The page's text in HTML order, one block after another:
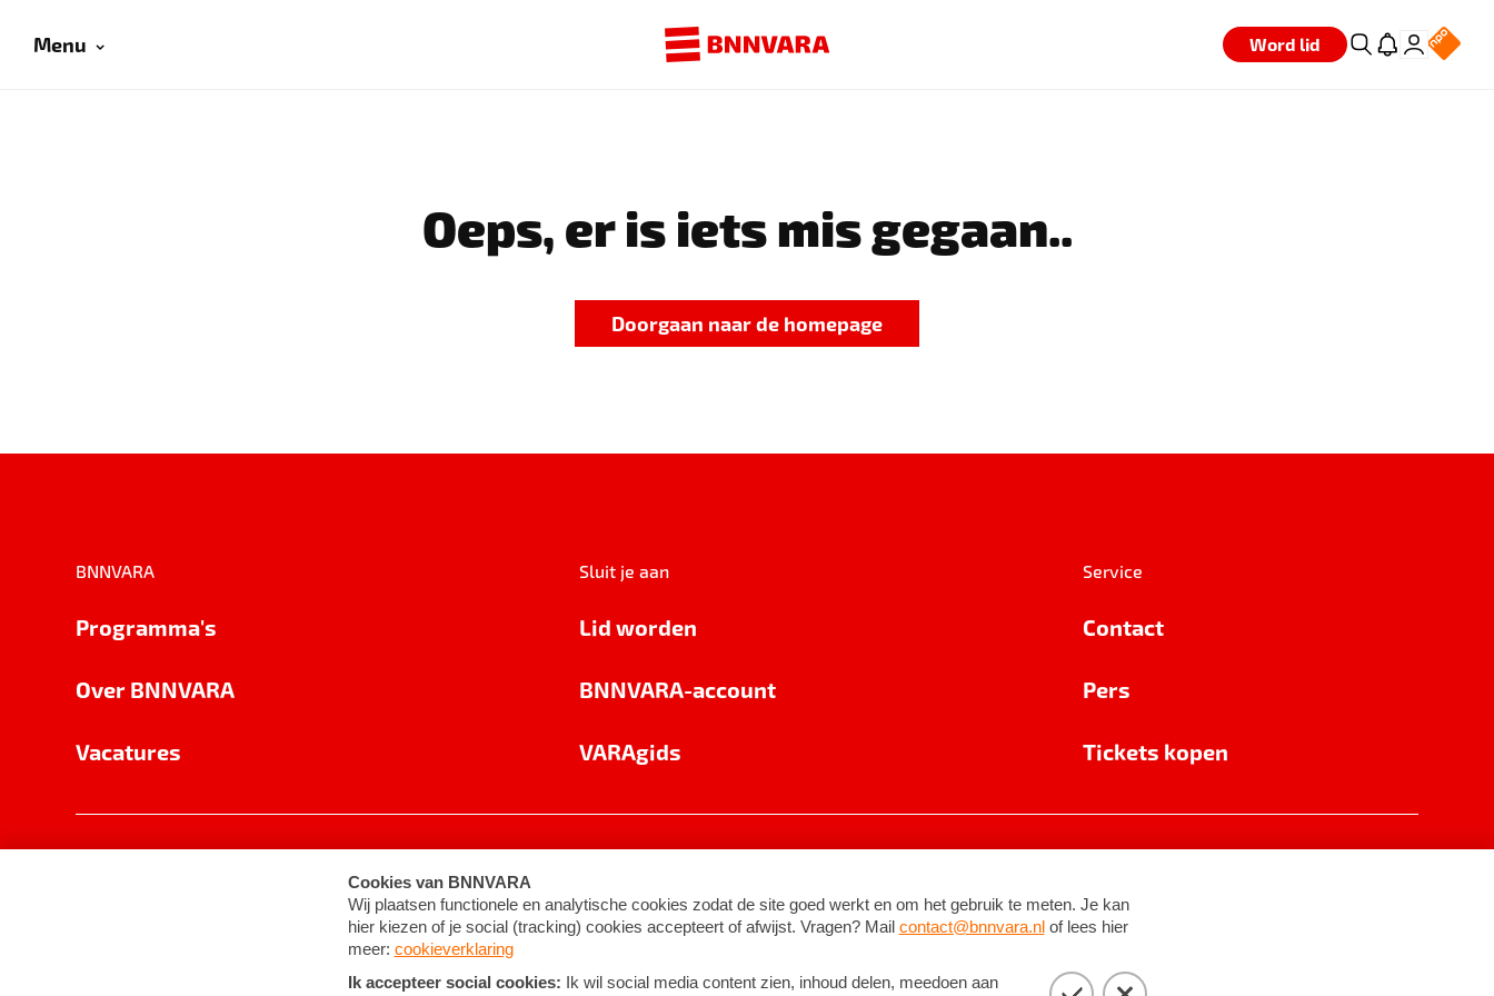
Menu Word lid
Oeps, er is iets mis gegaan..
Doorgaan naar de homepage
BNNVARA
Programma's
Over BNNVARA
Vacatures
Sluit je aan
Lid worden
BNNVARA-account
VARAgids
Service
Contact
Pers
Tickets kopen
Cookie-instellingen Algemene voorwaarden ©2026BNNVARA